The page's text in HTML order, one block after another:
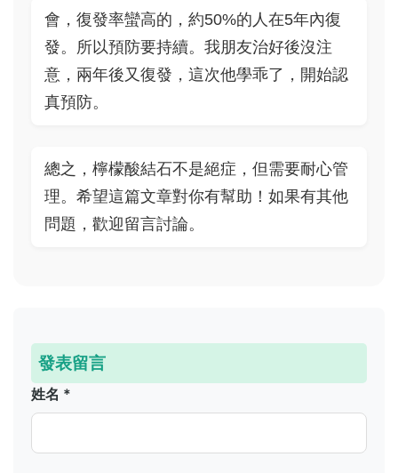
會，復發率蠻高的，約50%的人在5年內復
發。所以預防要持續。我朋友治好後沒注
意，兩年後又復發，這次他學乖了，開始認
真預防。
總之，檸檬酸結石不是絕症，但需要耐心管
理。希望這篇文章對你有幫助！如果有其他
問題，歡迎留言討論。
發表留言
姓名 *